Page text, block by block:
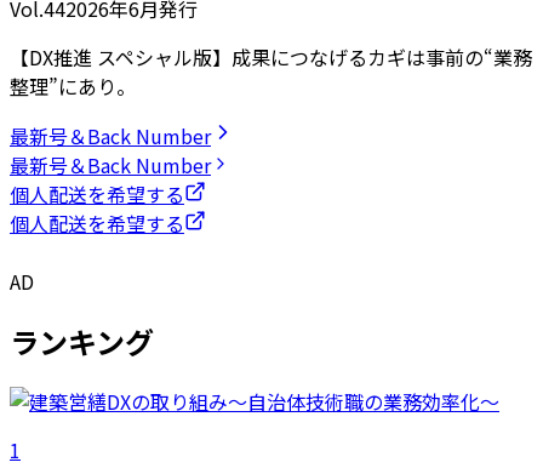
Vol.442026年6月発行
【DX推進 スペシャル版】成果につなげるカギは事前の“業務
整理”にあり。
最新号＆Back Number
最新号＆Back Number
個人配送を希望する
個人配送を希望する
AD
ランキング
1